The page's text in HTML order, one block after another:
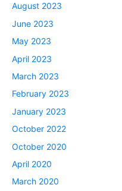
August 2023
June 2023
May 2023
April 2023
March 2023
February 2023
January 2023
October 2022
October 2020
April 2020
March 2020